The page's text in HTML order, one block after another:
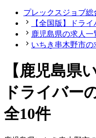
プレックスジョブ総
【全国版】ドラ
鹿児島県の求人一
いちき串木野市の
【鹿児島県
ドライバー
全10件